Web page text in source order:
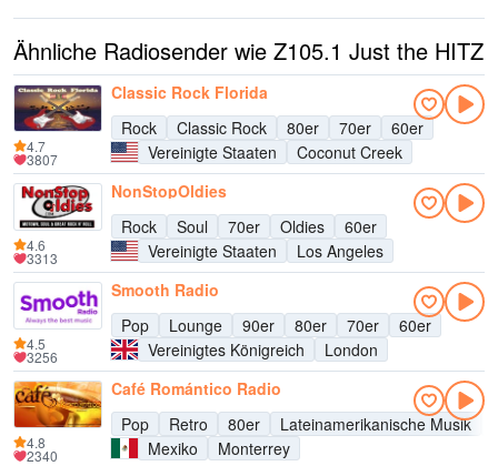
Ähnliche Radiosender wie Z105.1 Just the HITZ
Classic Rock Florida
Rock
Classic Rock 80er 70er
60er
Vereinigte Staaten
Coconut Creek
4.7
3807
NonStopOldies
Rock
Soul 70er Oldies
60er
Vereinigte Staaten
Los Angeles
4.6
3313
Smooth Radio
Pop
Lounge 90er 80er 70er
60er
Vereinigtes Königreich
London
4.5
3256
Café Romántico Radio
Pop
Retro 80er Lateinamerikanische Musik
Mexiko
Monterrey
4.8
2340